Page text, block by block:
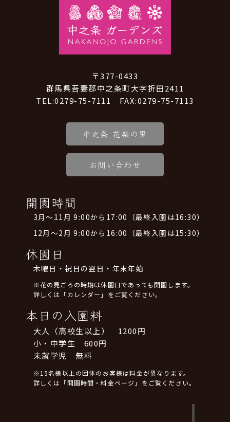
〒377-0433
群馬県吾妻郡中之条町大字折田2411
TEL:0279-75-7111 FAX:0279-75-7113
中之条 花楽の里
お問い合わせ
開園時間
3月～11月 9:00から17:00（最終入園は16:30）
12月～2月 9:00から16:00（最終入園は15:30）
休園日
木曜日・祝日の翌日・年末年始
※花の見ごろの時期は休園日であっても開園します。
詳しくは「カレンダー」をご覧ください。
本日の入園料
大人（高校生以上） 1200円
小・中学生 600円
未就学児 無料
※15名様以上の団体のお客様は料金が異なります。
詳しくは「開園時間・料金ページ」をご覧ください。